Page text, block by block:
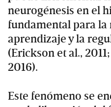
neurogénesis en el
fundamental para la
aprendizaje y la
(Erickson et al.,
2016).
Este fenómeno se